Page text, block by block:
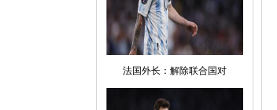
法国外长：解除联合国对